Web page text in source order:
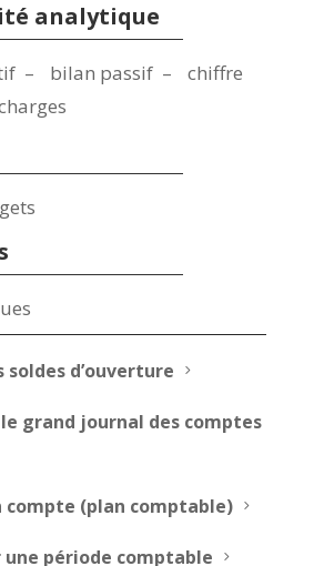
analytique
– bilan passif – chiffre
soldes d’ouverture 5
grand journal des comptes
compte (plan comptable) 5
période comptable 5